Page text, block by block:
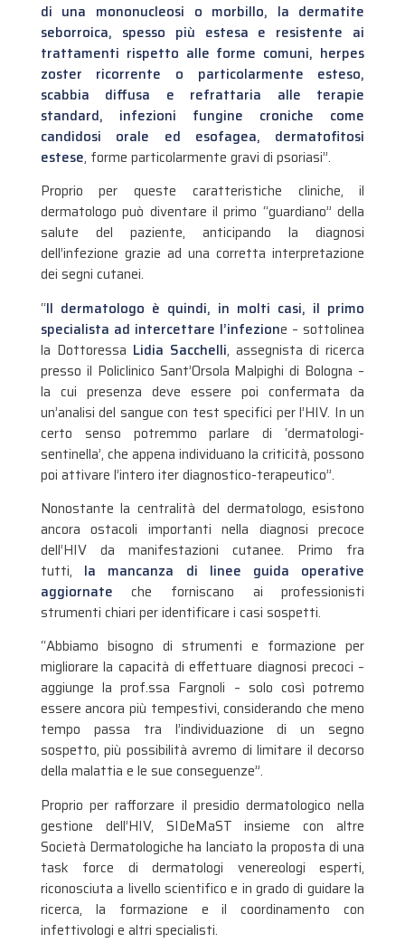
di una mononucleosi o morbillo, la dermatite
seborroica, spesso più estesa e resistente ai
trattamenti rispetto alle forme comuni, herpes
zoster ricorrente o particolarmente esteso,
scabbia diffusa e refrattaria alle terapie
standard, infezioni fungine croniche come
candidosi orale ed esofagea, dermatofitosi
estese, forme particolarmente gravi di psoriasi”.
Proprio per queste caratteristiche cliniche, il
dermatologo può diventare il primo “guardiano” della
salute del paziente, anticipando la diagnosi
dell’infezione grazie ad una corretta interpretazione
dei segni cutanei.
“Il dermatologo è quindi, in molti casi, il primo
specialista ad intercettare l’infezione – sottolinea
la Dottoressa Lidia Sacchelli, assegnista di ricerca
presso il Policlinico Sant’Orsola Malpighi di Bologna –
la cui presenza deve essere poi confermata da
un’analisi del sangue con test specifici per l’HIV. In un
certo senso potremmo parlare di ‘dermatologi-
sentinella’, che appena individuano la criticità, possono
poi attivare l’intero iter diagnostico-terapeutico”.
Nonostante la centralità del dermatologo, esistono
ancora ostacoli importanti nella diagnosi precoce
dell’HIV da manifestazioni cutanee. Primo fra
tutti, la mancanza di linee guida operative
aggiornate che forniscano ai professionisti
strumenti chiari per identificare i casi sospetti.
“Abbiamo bisogno di strumenti e formazione per
migliorare la capacità di effettuare diagnosi precoci –
aggiunge la prof.ssa Fargnoli – solo così potremo
essere ancora più tempestivi, considerando che meno
tempo passa tra l’individuazione di un segno
sospetto, più possibilità avremo di limitare il decorso
della malattia e le sue conseguenze”.
Proprio per rafforzare il presidio dermatologico nella
gestione dell’HIV, SIDeMaST insieme con altre
Società Dermatologiche ha lanciato la proposta di una
task force di dermatologi venereologi esperti,
riconosciuta a livello scientifico e in grado di guidare la
ricerca, la formazione e il coordinamento con
infettivologi e altri specialisti.